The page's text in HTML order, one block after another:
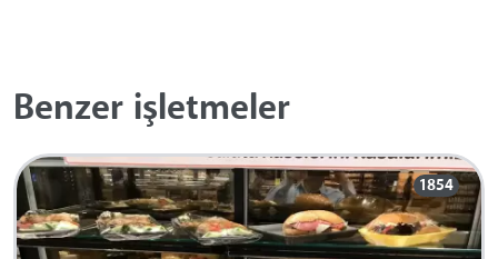
Benzer işletmeler
1854